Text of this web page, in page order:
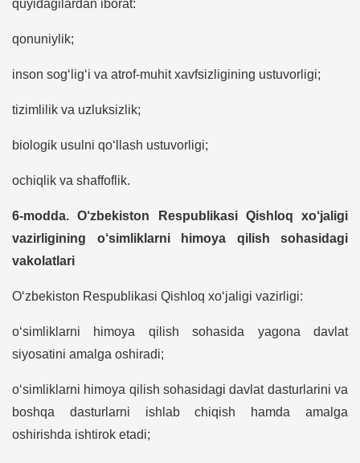
quyidagilardan iborat:
qonuniylik;
inson sog‘lig‘i va atrof-muhit xavfsizligining ustuvorligi;
tizimlilik va uzluksizlik;
biologik usulni qo‘llash ustuvorligi;
ochiqlik va shaffoflik.
6-modda. O‘zbekiston Respublikasi Qishloq xo‘jaligi
vazirligining o‘simliklarni himoya qilish sohasidagi
vakolatlari
O‘zbekiston Respublikasi Qishloq xo‘jaligi vazirligi:
o‘simliklarni himoya qilish sohasida yagona davlat
siyosatini amalga oshiradi;
o‘simliklarni himoya qilish sohasidagi davlat dasturlarini va
boshqa dasturlarni ishlab chiqish hamda amalga
oshirishda ishtirok etadi;